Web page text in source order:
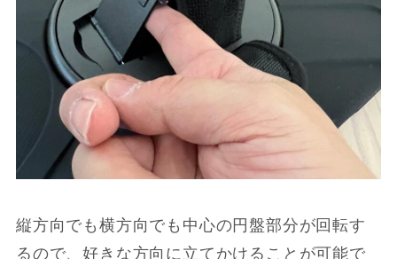
縦方向でも横方向でも中心の円盤部分が回転す
るので、好きな方向に立てかけることが可能で